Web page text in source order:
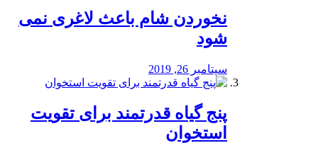
نخوردن شام باعث لاغری نمی
‌شود
سپتامبر 26, 2019
پنج گیاه قدرتمند برای تقویت
استخوان